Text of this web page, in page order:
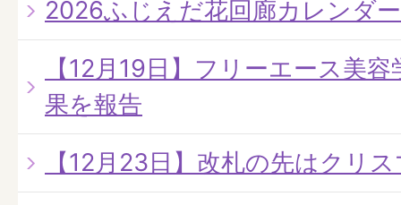
2026ふじえだ花回廊カレンダ
【12月19日】フリーエース美
果を報告
【12月23日】改札の先はクリ